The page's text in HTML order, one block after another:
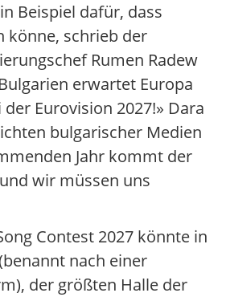
Beispiel dafür, dass
könne, schrieb der
Rumen Radew
erwartet Europa
Eurovision 2027!» Dara
bulgarischer Medien
Jahr kommt der
wir müssen uns
Contest 2027 könnte in
nach einer
der größten Halle der